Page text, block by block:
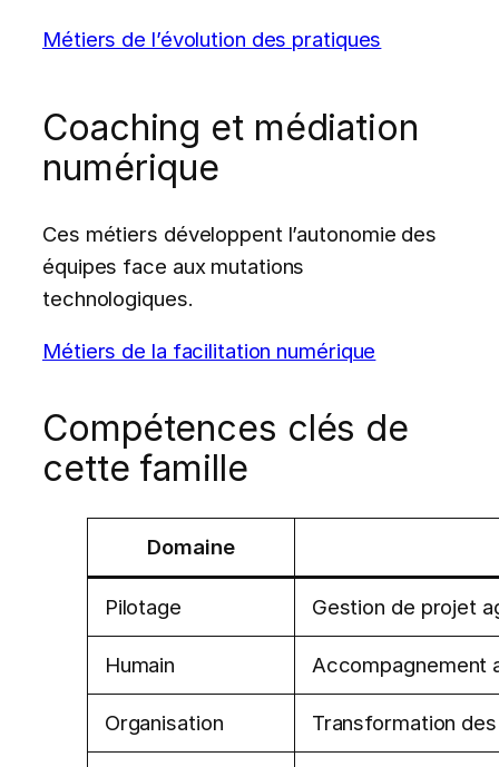
Métiers de l’évolution des pratiques
Coaching et médiation
numérique
Ces métiers développent l’autonomie des
équipes face aux mutations
technologiques.
Métiers de la facilitation numérique
Compétences clés de
cette famille
Domaine
Pilotage Gestion de projet
Humain Accompagnement
Organisation Transformation